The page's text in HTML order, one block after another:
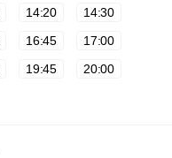
14:20
14:30
16:45
17:00
19:45
20:00